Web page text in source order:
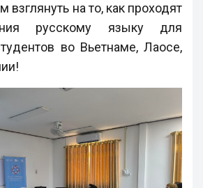
взглянуть на то, как проходят
русскому языку для
во Вьетнаме, Лаосе,